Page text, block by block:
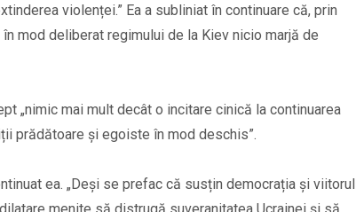
violenței.” Ea a subliniat în continuare că, prin
mod deliberat regimului de la Kiev nicio marjă de
„nimic mai mult decât o incitare cinică la continuarea
prădătoare și egoiste în mod deschis”.
ea. „Deși se prefac că susțin democrația și viitorul
menite să distrugă suveranitatea Ucrainei și să